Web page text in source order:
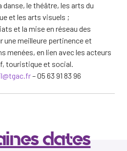
danse, le théâtre, les arts du
et les arts visuels ;
et la mise en réseau des
une meilleure pertinence et
menées, en lien avec les acteurs
touristique et social.
– 05 63 91 83 96
dates